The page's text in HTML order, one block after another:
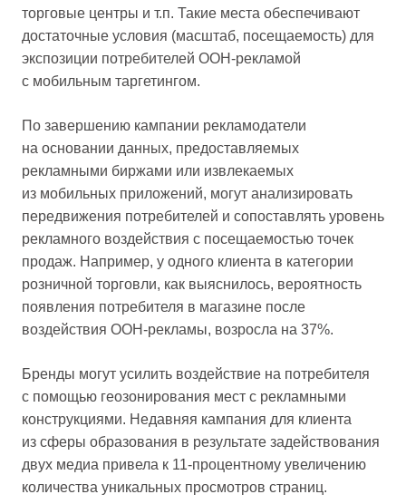
торговые центры и т.п. Такие места обеспечивают
достаточные условия (масштаб, посещаемость) для
экспозиции потребителей OOH-рекламой
с мобильным таргетингом.
По завершению кампании рекламодатели
на основании данных, предоставляемых
рекламными биржами или извлекаемых
из мобильных приложений, могут анализировать
передвижения потребителей и сопоставлять уровень
рекламного воздействия с посещаемостью точек
продаж. Например, у одного клиента в категории
розничной торговли, как выяснилось, вероятность
появления потребителя в магазине после
воздействия OOH-рекламы, возросла на 37%.
Бренды могут усилить воздействие на потребителя
с помощью геозонирования мест с рекламными
конструкциями. Недавняя кампания для клиента
из сферы образования в результате задействования
двух медиа привела к 11-процентному увеличению
количества уникальных просмотров страниц.